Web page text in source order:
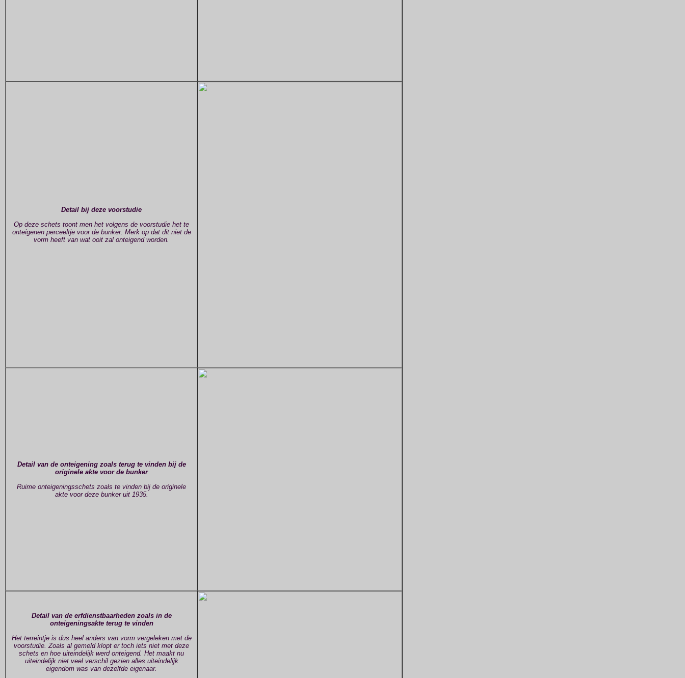
Detail bij deze voorstudie
Op deze schets toont men het volgens de voorstudie het te
onteigenen perceeltje voor de bunker. Merk op dat dit niet de
vorm heeft van wat ooit zal onteigend worden.
Detail van de onteigening zoals terug te vinden bij de
originele akte voor de bunker
Ruime onteigeningsschets zoals te vinden bij de originele
akte voor deze bunker uit 1935.
Detail van de erfdienstbaarheden zoals in de
onteigeningsakte terug te vinden
Het terreintje is dus heel anders van vorm vergeleken met de
voorstudie. Zoals al gemeld klopt er toch iets niet met deze
schets en hoe uiteindelijk werd onteigend. Het maakt nu
uiteindelijk niet veel verschil gezien alles uiteindelijk
eigendom was van dezelfde eigenaar.